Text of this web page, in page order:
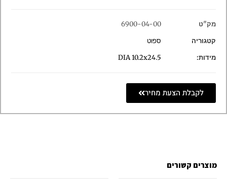
מק"ט
6900-04-00
קטגוריה
ספוט
מידות:
DIA 10.2x24.5
לקבלת הצעת מחיר
מוצרים קשורים